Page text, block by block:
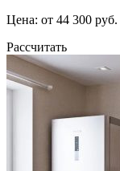
Цена: от 44 300 руб.
Рассчитать